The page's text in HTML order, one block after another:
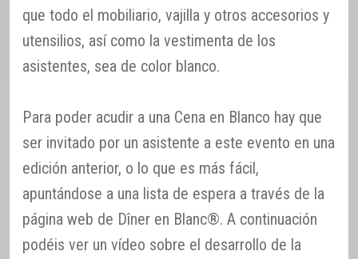
que todo el mobiliario, vajilla y otros accesorios y
utensilios, así como la vestimenta de los
asistentes, sea de color blanco.
Para poder acudir a una Cena en Blanco hay que
ser invitado por un asistente a este evento en una
edición anterior, o lo que es más fácil,
apuntándose a una lista de espera a través de la
página web de Dîner en Blanc®. A continuación
podéis ver un vídeo sobre el desarrollo de la